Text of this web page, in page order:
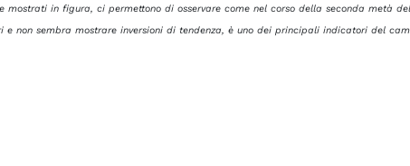
in figura, ci permettono di osservare come nel corso della seconda metà
e non sembra mostrare inversioni di tendenza, è uno dei principali indicatori del